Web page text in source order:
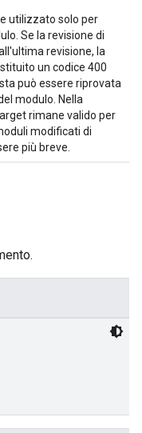
utilizzato solo per
Se la revisione di
revisione, la
un codice 400
può essere riprovata
modulo. Nella
rimane valido per
modificati di
più breve.